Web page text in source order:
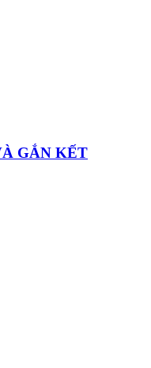
GẮN KẾT